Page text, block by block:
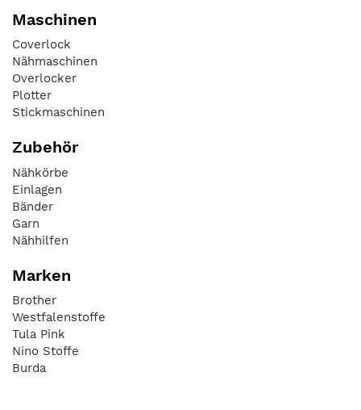
Maschinen
Coverlock
Nähmaschinen
Overlocker
Plotter
Stickmaschinen
Zubehör
Nähkörbe
Einlagen
Bänder
Garn
Nähhilfen
Marken
Brother
Westfalenstoffe
Tula Pink
Nino Stoffe
Burda